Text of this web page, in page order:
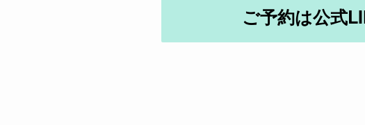
ご予約は公式